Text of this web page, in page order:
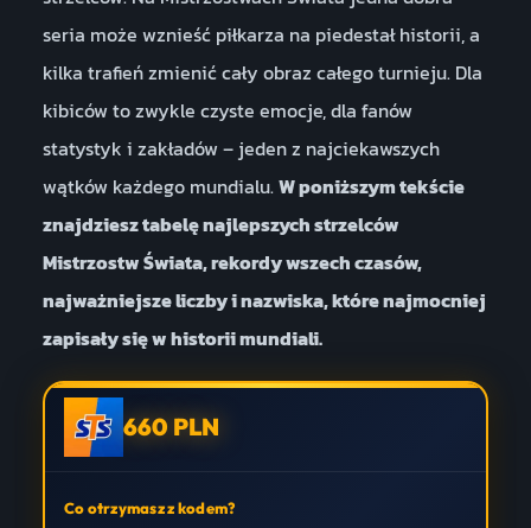
seria może wznieść piłkarza na piedestał historii, a
kilka trafień zmienić cały obraz całego turnieju. Dla
kibiców to zwykle czyste emocje, dla fanów
statystyk i zakładów – jeden z najciekawszych
wątków każdego mundialu.W poniższym tekście
znajdziesz tabelę najlepszych strzelców
Mistrzostw Świata, rekordy wszech czasów,
najważniejsze liczby i nazwiska, które najmocniej
zapisały się w historii mundiali.
660 PLN
Co otrzymasz z kodem?